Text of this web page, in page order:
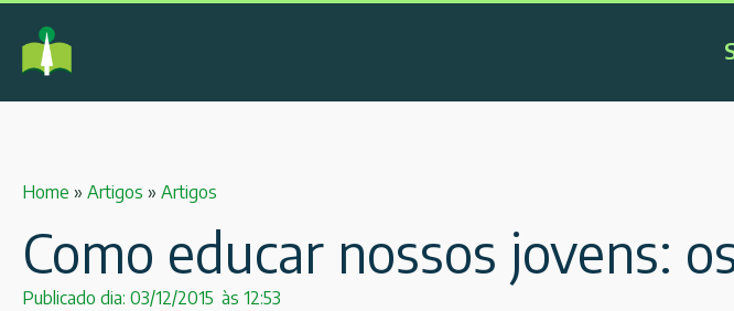
Home » Artigos » Artigos
Como educar nossos jovens:
Publicado dia: 03/12/2015 às 12:53